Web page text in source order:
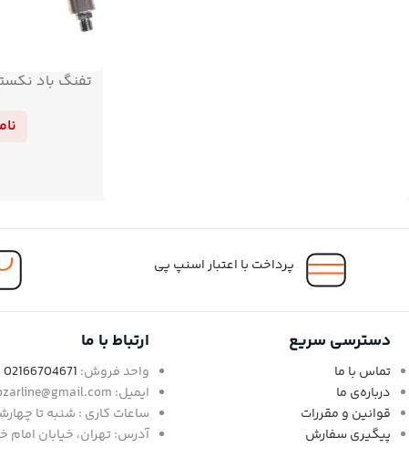
تفنگ باد
پرداخت با اعتبار اسنپ پی
دسترسی سریع
تماس با ما
درباره‌ی ما
قوانین و مقررات
پیگیری سفارش
ارتباط با ما
واحد فروش: 02166704671
ایمیل: abzarline@gmail.com
ساعات کاری : شنبه تا چهارشنبه : 9:30الی 18 / پنجشنبه
آدرس: تهران، خیابان امام